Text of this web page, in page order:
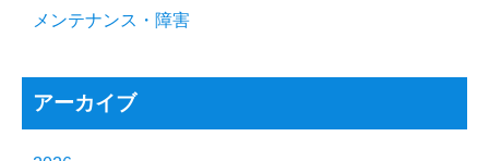
メンテナンス・障害
アーカイブ